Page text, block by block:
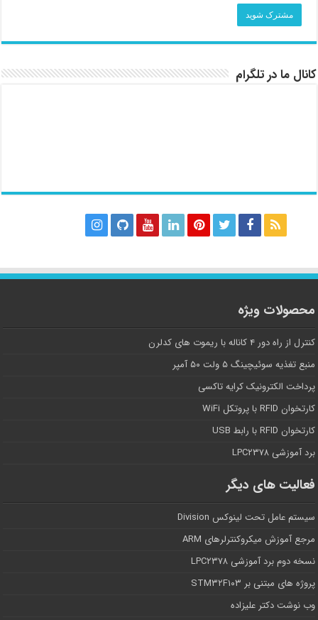
کانال ما در تلگرام
محصولات ویژه
کنترل از راه دور ۴ کاناله با ریموت های کدلرن
منبع تغذیه سوئیچینگ ۵ ولت ۵۰ آمپر
پرداخت الکترونیک کرایه تاکسی
کارتخوان RFID با پروتکل WiFi
کارتخوان RFID با رابط USB
برد آموزشی LPC۲۳۷۸
فعالیت های دیگر
سیستم عامل تحت لینوکس Division
مرجع آموزش میکروکنترلرهای ARM
نسخه دوم برد آموزشی LPC۲۳۷۸
پروژه های مبتنی بر STM۳۲F۱۰۳
وب نوشت دکتر علیزاده